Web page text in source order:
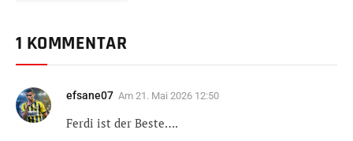
1 KOMMENTAR
efsane07 Am 21. Mai 2026 12:50
Ferdi ist der Beste….